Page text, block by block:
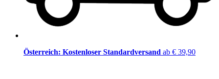
Österreich: Kostenloser Standardversand ab € 39,90